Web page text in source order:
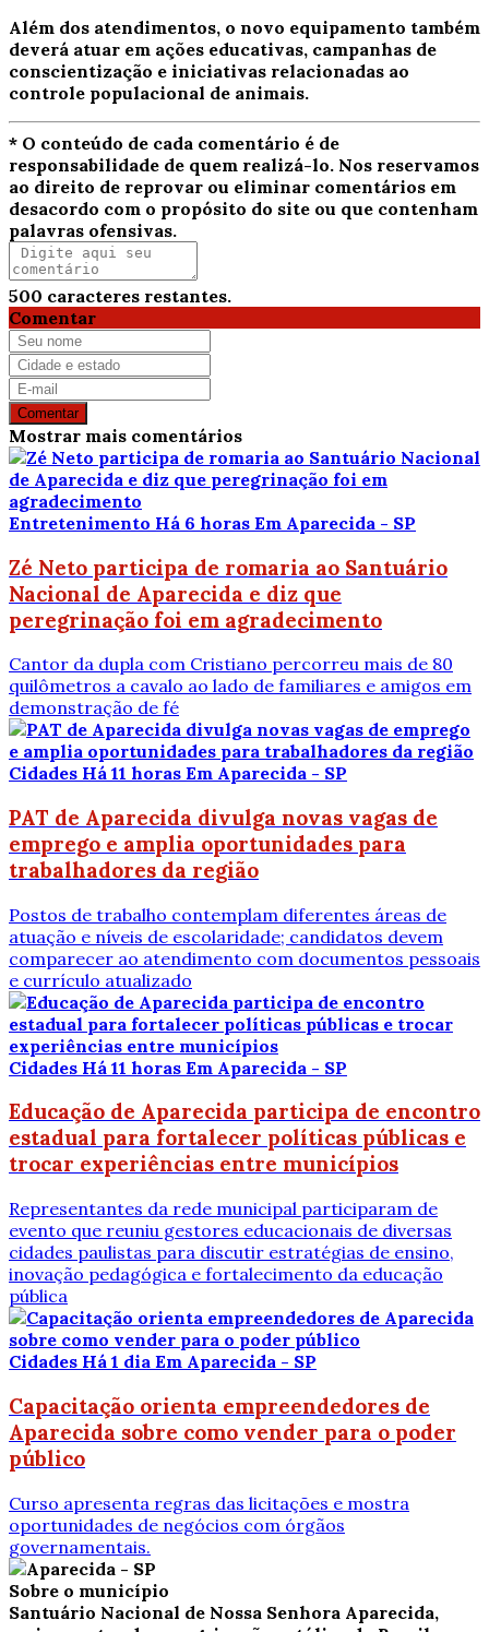
Além dos atendimentos, o novo equipamento também
deverá atuar em ações educativas, campanhas de
conscientização e iniciativas relacionadas ao
controle populacional de animais.
* O conteúdo de cada comentário é de
responsabilidade de quem realizá-lo. Nos reservamos
ao direito de reprovar ou eliminar comentários em
desacordo com o propósito do site ou que contenham
palavras ofensivas.
500 caracteres restantes.
Comentar
Comentar
Mostrar mais comentários
Entretenimento Há 6 horas Em Aparecida - SP
Zé Neto participa de romaria ao Santuário
Nacional de Aparecida e diz que
peregrinação foi em agradecimento
Cantor da dupla com Cristiano percorreu mais de 80
quilômetros a cavalo ao lado de familiares e amigos em
demonstração de fé
Cidades Há 11 horas Em Aparecida - SP
PAT de Aparecida divulga novas vagas de
emprego e amplia oportunidades para
trabalhadores da região
Postos de trabalho contemplam diferentes áreas de
atuação e níveis de escolaridade; candidatos devem
comparecer ao atendimento com documentos pessoais
e currículo atualizado
Cidades Há 11 horas Em Aparecida - SP
Educação de Aparecida participa de encontro
estadual para fortalecer políticas públicas e
trocar experiências entre municípios
Representantes da rede municipal participaram de
evento que reuniu gestores educacionais de diversas
cidades paulistas para discutir estratégias de ensino,
inovação pedagógica e fortalecimento da educação
pública
Cidades Há 1 dia Em Aparecida - SP
Capacitação orienta empreendedores de
Aparecida sobre como vender para o poder
público
Curso apresenta regras das licitações e mostra
oportunidades de negócios com órgãos
governamentais.
Sobre o município
Santuário Nacional de Nossa Senhora Aparecida,